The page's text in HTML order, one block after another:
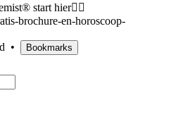
start hier👉🏻
brochure-en-horoscoop-
• Bookmarks